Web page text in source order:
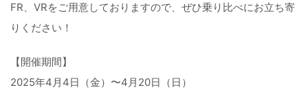
FR、VRをご用意しておりますので、 ぜひ乗り比べにお立ち寄
りください！
【開催期間】
2025年4月4日（金）〜4月20日（日）